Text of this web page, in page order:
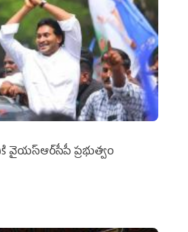
వైయ‌స్ఆర్‌సీపీ ప్రభుత్వం